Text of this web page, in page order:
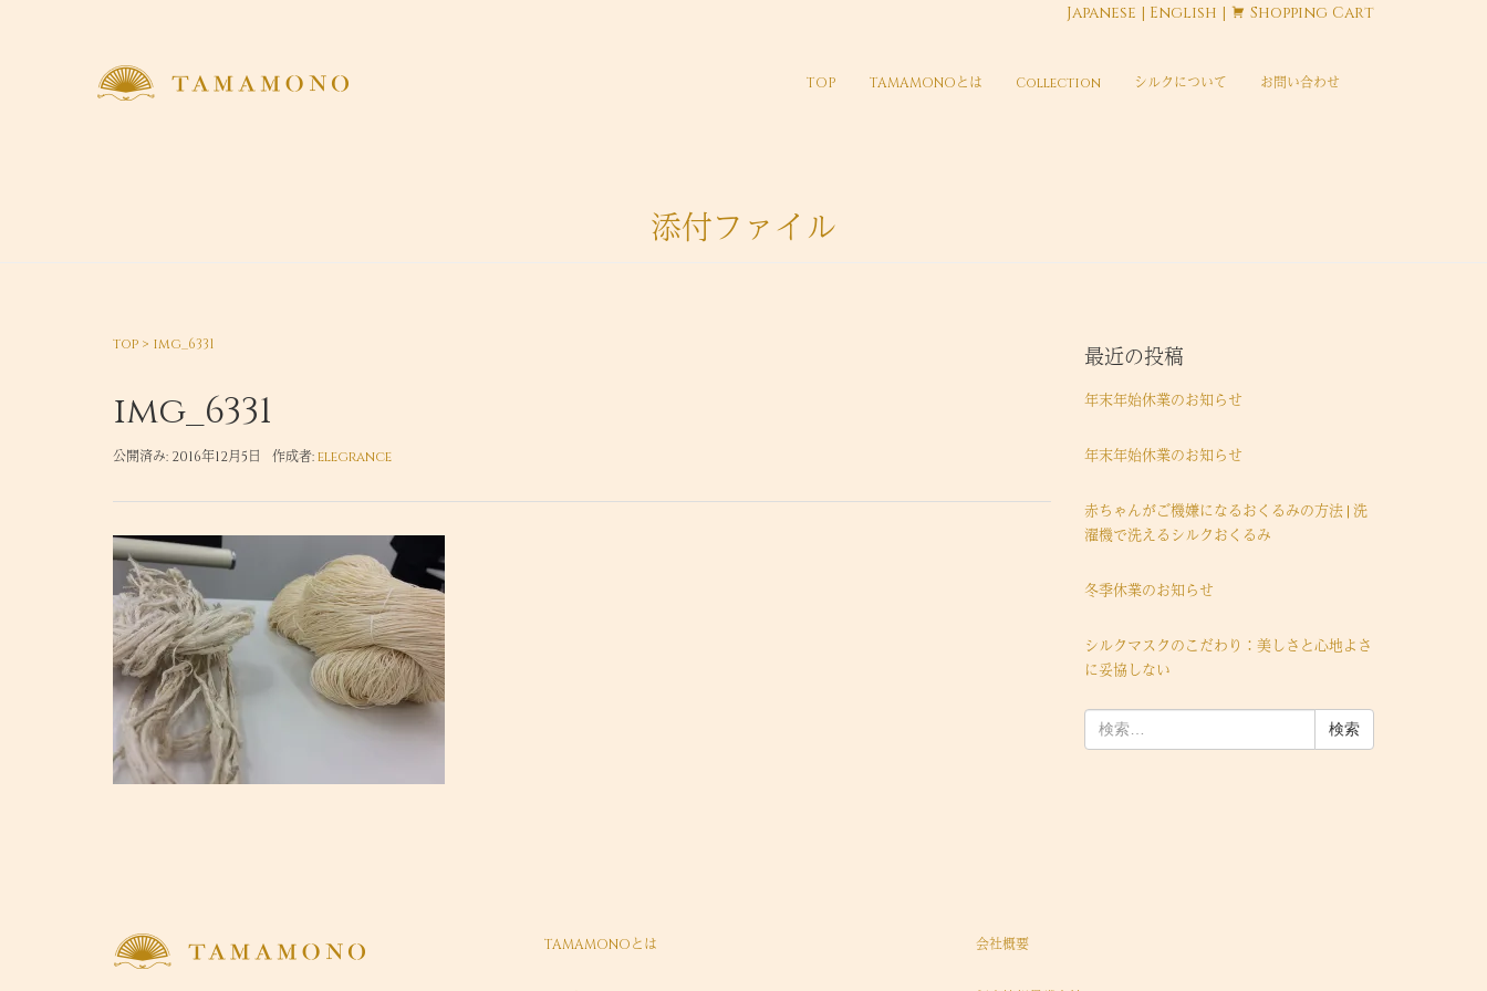
Japanese | English | Shopping Cart
TOP TAMAMONOとは Collection シルクについて お問い合わせ
添付ファイル
top > img_6331
img_6331
公開済み: 2016年12月5日 作成者:elegrance
最近の投稿
年末年始休業のお知らせ
年末年始休業のお知らせ
赤ちゃんがご機嫌になるおくるみの方法 | 洗
濯機で洗えるシルクおくるみ
冬季休業のお知らせ
シルクマスクのこだわり：美しさと心地よさ
に妥協しない
索:
TAMAMONOとは 会社概要